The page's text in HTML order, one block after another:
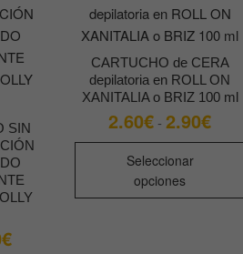
SIN
€Rango
de
CARTUCHO de CERA
depilatoria en ROLL ON
XANITALIA o BRIZ 100 ml
2.60€ - 2.90€Rango
de
2.90€
Seleccionar
opciones